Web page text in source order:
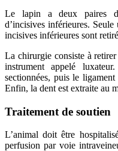
Le lapin a deux paires
d’incisives inférieures. Seule
incisives inférieures sont
La chirurgie consiste à
instrument appelé
sectionnées, puis le
Enfin, la dent est extraite au
Traitement de soutien
L’animal doit être
perfusion par voie